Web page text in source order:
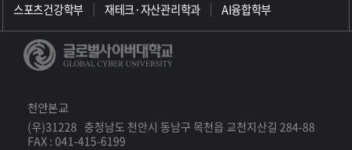
뇌는 경험을 통해 학습해왔고 타인의뇌와 접촉하면서
진화해왔습니다.
우리가 보통 생각하기에 뇌는 두개골속에 있는 뇌만 뇌
라고 생각을 하죠.
스포츠건강학부
재테크·자산관리학과 AI융합학부
천안본교
(우)31228 충청남도 천안시 동남구 목천읍 교천지산길 284-88
FAX : 041-415-6199